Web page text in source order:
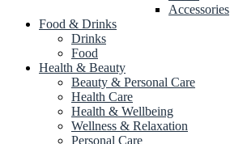
Accessories
Food & Drinks
Drinks
Food
Health & Beauty
Beauty & Personal Care
Health Care
Health & Wellbeing
Wellness & Relaxation
Personal Care